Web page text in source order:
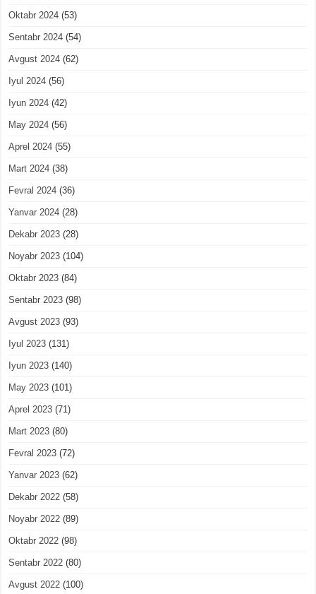
Oktabr 2024 (53)
Sentabr 2024 (54)
Avgust 2024 (62)
Iyul 2024 (56)
Iyun 2024 (42)
May 2024 (56)
Aprel 2024 (55)
Mart 2024 (38)
Fevral 2024 (36)
Yanvar 2024 (28)
Dekabr 2023 (28)
Noyabr 2023 (104)
Oktabr 2023 (84)
Sentabr 2023 (98)
Avgust 2023 (93)
Iyul 2023 (131)
Iyun 2023 (140)
May 2023 (101)
Aprel 2023 (71)
Mart 2023 (80)
Fevral 2023 (72)
Yanvar 2023 (62)
Dekabr 2022 (58)
Noyabr 2022 (89)
Oktabr 2022 (98)
Sentabr 2022 (80)
Avgust 2022 (100)